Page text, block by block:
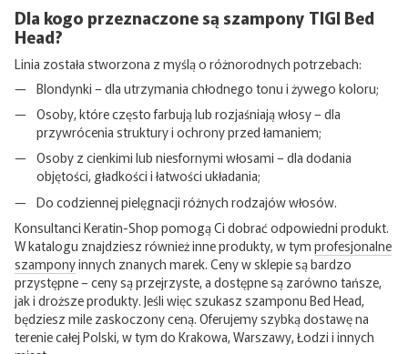
Dla kogo przeznaczone są szampony TIGI Bed
Head?
Linia została stworzona z myślą o różnorodnych potrzebach:
Blondynki – dla utrzymania chłodnego tonu i żywego koloru;
Osoby, które często farbują lub rozjaśniają włosy – dla
przywrócenia struktury i ochrony przed łamaniem;
Osoby z cienkimi lub niesfornymi włosami – dla dodania
objętości, gładkości i łatwości układania;
Do codziennej pielęgnacji różnych rodzajów włosów.
Konsultanci Keratin-Shop pomogą Ci dobrać odpowiedni produkt.
W katalogu znajdziesz również inne produkty, w tym profesjonalne
szamponyinnych znanych marek. Ceny w sklepie są bardzo
przystępne – ceny są przejrzyste, a dostępne są zarówno tańsze,
jak i droższe produkty. Jeśli więc szukasz szamponu Bed Head,
będziesz mile zaskoczony ceną. Oferujemy szybką dostawę na
terenie całej Polski, w tym do Krakowa, Warszawy, Łodzi i innych